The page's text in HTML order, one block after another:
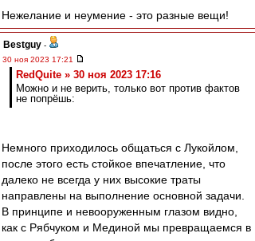
Нежелание и неумение - это разные вещи!
Bestguy -
30 ноя 2023 17:21
RedQuite » 30 ноя 2023 17:16
Можно и не верить, только вот против фактов
не попрёшь:
Немного приходилось общаться с Лукойлом,
после этого есть стойкое впечатление, что
далеко не всегда у них высокие траты
направлены на выполнение основной задачи.
В принципе и невооруженным глазом видно,
как с Рябчуком и Мединой мы превращаемся в